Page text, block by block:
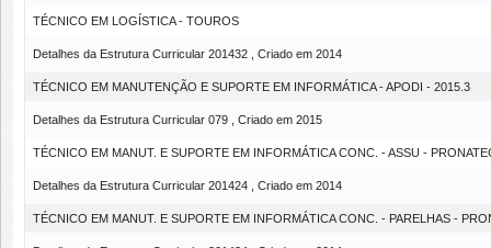
TÉCNICO EM LOGÍSTICA - TOUROS
Detalhes da Estrutura Curricular 201432 , Criado em 2014
TÉCNICO EM MANUTENÇÃO E SUPORTE EM INFORMÁTICA - APODI - 2015.3
Detalhes da Estrutura Curricular 079 , Criado em 2015
TÉCNICO EM MANUT. E SUPORTE EM INFORMÁTICA CONC. - ASSU -
Detalhes da Estrutura Curricular 201424 , Criado em 2014
TÉCNICO EM MANUT. E SUPORTE EM INFORMÁTICA CONC. - PARELHAS -